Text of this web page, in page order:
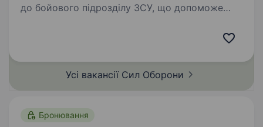
до бойового підрозділу ЗСУ, що допоможе
викликів, швидко…
Усі вакансії Сил Оборони
Бронювання